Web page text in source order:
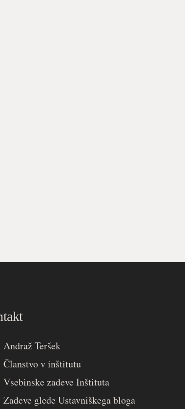
Andraž Teršek
Članstvo v inštitutu
Vsebinske zadeve Inštituta
Zadeve glede Ustavniškega bloga